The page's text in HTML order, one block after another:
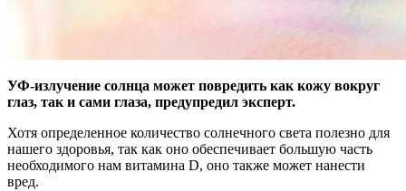
УФ-излучение солнца может повредить как кожу вокруг
глаз, так и сами глаза, предупредил эксперт.
Хотя определенное количество солнечного света полезно для
нашего здоровья, так как оно обеспечивает большую часть
необходимого нам витамина D, оно также может нанести
вред.